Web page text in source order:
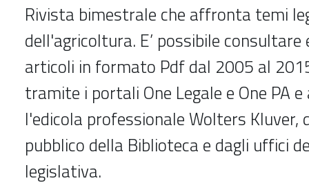
Rivista bimestrale che affronta temi
dell'agricoltura. E’ possibile consultare
articoli in formato Pdf dal 2005 al
tramite i portali One Legale e One PA
l'edicola professionale Wolters Kluver,
pubblico della Biblioteca e dagli uffici
legislativa.